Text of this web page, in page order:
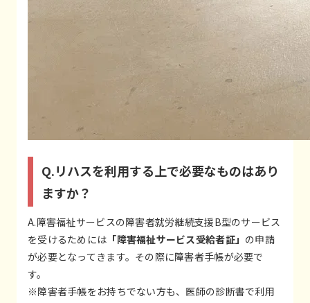
Q.リハスを利用する上で必要なものはあり
ますか？
A.障害福祉サービスの障害者就労継続支援B型のサービス
を受けるためには 「障害福祉サービス受給者証」 の申請
が必要となってきます。その際に障害者手帳が必要で
す。
※障害者手帳をお持ちでない方も、医師の診断書で利用